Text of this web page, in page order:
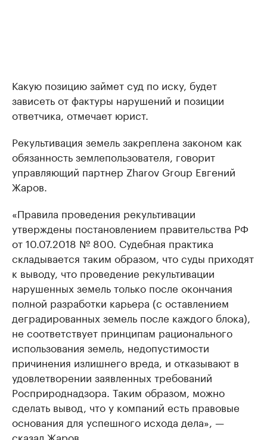
Какую позицию займет суд по иску, будет
зависеть от фактуры нарушений и позиции
ответчика, отмечает юрист.
Рекультивация земель закреплена законом как
обязанность землепользователя, говорит
управляющий партнер Zharov Group Евгений
Жаров.
«Правила проведения рекультивации
утверждены постановлением правительства РФ
от 10.07.2018 № 800. Судебная практика
складывается таким образом, что суды приходят
к выводу, что проведение рекультивации
нарушенных земель только после окончания
полной разработки карьера (с оставлением
деградированных земель после каждого блока),
не соответствует принципам рационального
использования земель, недопустимости
причинения излишнего вреда, и отказывают в
удовлетворении заявленных требований
Росприроднадзора. Таким образом, можно
сделать вывод, что у компаний есть правовые
основания для успешного исхода дела», —
сказал Жаров.